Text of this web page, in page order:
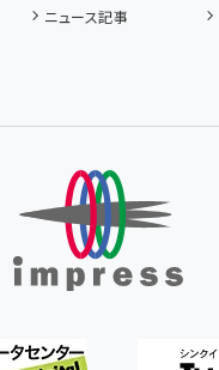
ニュース記事